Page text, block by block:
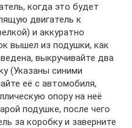
когда это будет
двигатель к
и аккуратно
вышел из подушки, как
выкручивайте два
(Указаны синими
её с автомобиля,
опору на неё
подушке, после чего
за коробку и заверните